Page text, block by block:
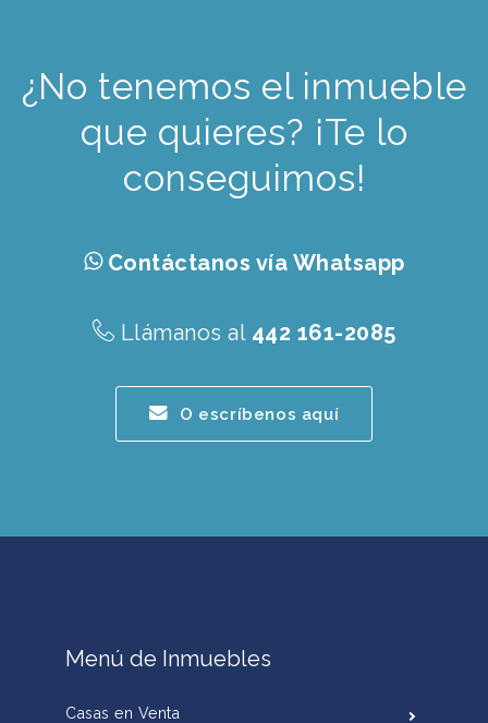
¿No tenemos el inmueble
que quieres? ¡Te lo
conseguimos!
Contáctanos vía Whatsapp
Llámanos al 442 161-2085
O escríbenos aquí
Menú de Inmuebles
Casas en Venta